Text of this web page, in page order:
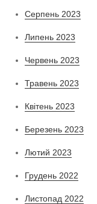
Серпень 2023
Липень 2023
Червень 2023
Травень 2023
Квітень 2023
Березень 2023
Лютий 2023
Грудень 2022
Листопад 2022